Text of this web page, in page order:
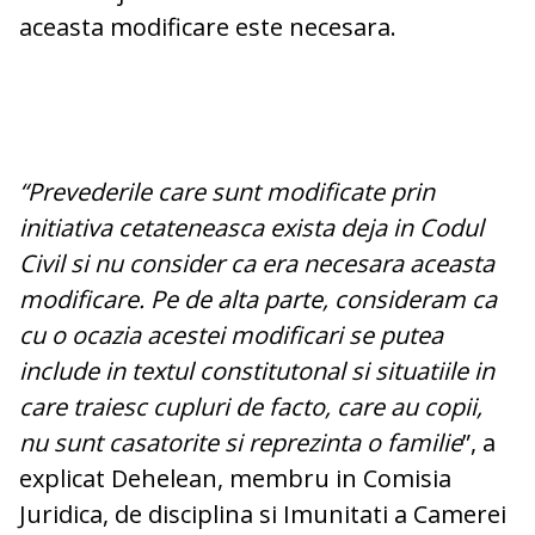
aceasta modificare este necesara.
“Prevederile care sunt modificate prin
initiativa cetateneasca exista deja in Codul
Civil si nu consider ca era necesara aceasta
modificare. Pe de alta parte, consideram ca
cu o ocazia acestei modificari se putea
include in textul constitutonal si situatiile in
care traiesc cupluri de facto, care au copii,
nu sunt casatorite si reprezinta o familie”, a
explicat Dehelean, membru in Comisia
Juridica, de disciplina si Imunitati a Camerei